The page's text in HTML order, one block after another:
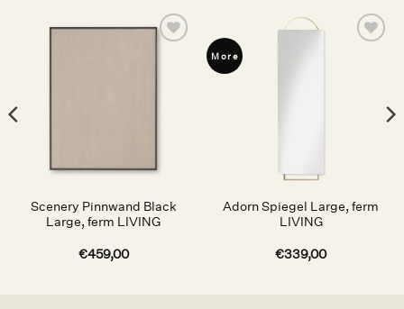
Scenery Pinnwand Black
Large, ferm LIVING
€459,00
More
Adorn Spiegel Large, ferm
LIVING
€339,00